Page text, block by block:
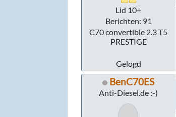
Lid 10+
Berichten: 91
C70 convertible 2.3 T5
PRESTIGE
Gelogd
BenC70ES
Anti-Diesel.de :-)